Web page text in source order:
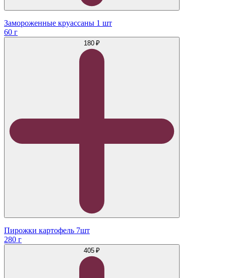
Замороженные круассаны 1 шт
60 г
180 ₽
Пирожки картофель 7шт
280 г
405 ₽